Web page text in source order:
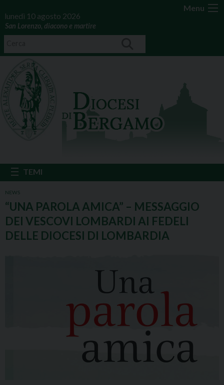
Menu
lunedì 10 agosto 2026
San Lorenzo, diacono e martire
NEWS
“UNA PAROLA AMICA” – MESSAGGIO
DEI VESCOVI LOMBARDI AI FEDELI
DELLE DIOCESI DI LOMBARDIA